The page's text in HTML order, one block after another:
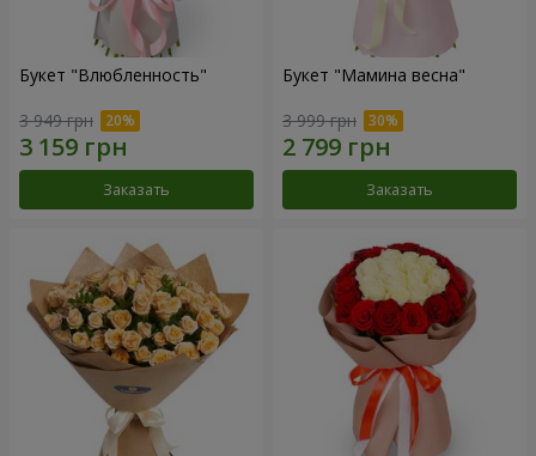
Букет "Влюбленность"
3 949 грн
Заказать
Букет "Мамина весна"
3 999 грн
Заказать